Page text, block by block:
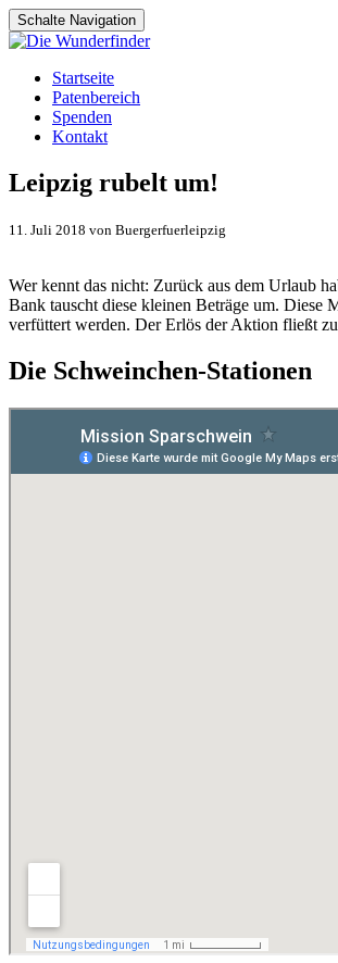
Schalte Navigation
Zum
Inhalt
springen
Startseite
Patenbereich
Spenden
Kontakt
Leipzig rubelt um!
11. Juli 2018 von Buergerfuerleipzig
Wer kennt das nicht: Zurück aus dem Urlaub
Bank tauscht diese kleinen Beträge um. Diese
verfüttert werden. Der Erlös der Aktion fließt
Die Schweinchen-Stationen